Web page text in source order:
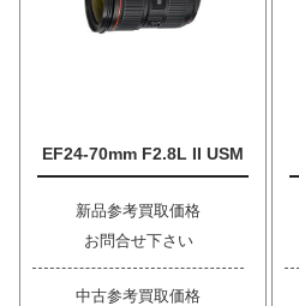
EF24-70mm F2.8L II USM
新品参考買取価格
お問合せ下さい
中古参考買取価格